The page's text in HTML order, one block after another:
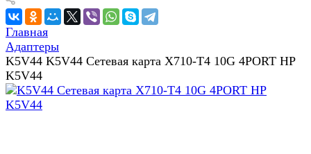
Главная
Адаптеры
K5V44 K5V44 Сетевая карта X710-T4 10G 4PORT HP
K5V44